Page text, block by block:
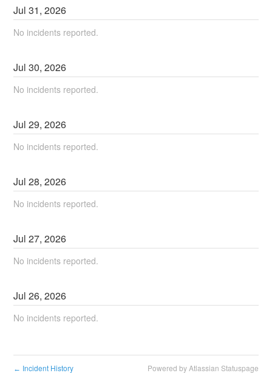
Jul31,2026
No incidents reported.
Jul30,2026
No incidents reported.
Jul29,2026
No incidents reported.
Jul28,2026
No incidents reported.
Jul27,2026
No incidents reported.
Jul26,2026
No incidents reported.
← Incident History Powered by Atlassian Statuspage